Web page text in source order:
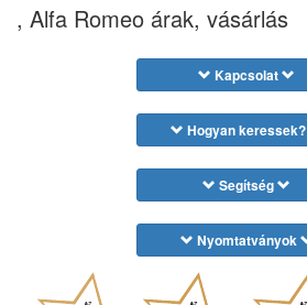
, Alfa Romeo árak, vásárlás
Kapcsolat
Hogyan keressek?
Segítség
Nyomtatványok